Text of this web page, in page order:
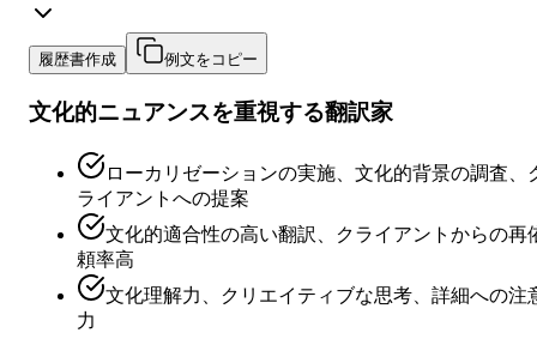
履歴書作成 例文をコピー
文化的ニュアンスを重視する翻訳家
ローカリゼーションの実施、文化的背景の調査、
ライアントへの提案
文化的適合性の高い翻訳、クライアントからの再
頼率高
文化理解力、クリエイティブな思考、詳細への注
力